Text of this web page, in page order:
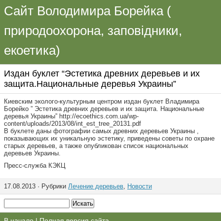
Сайт Володимира Борейка (
природоохорона, заповідники,
екоетика)
Издан буклет “Эстетика древних деревьев и их
защита.Национальные деревья Украины”
Киевским эколого-культурным центром издан буклет Владимира
Борейко ” Эстетика древних деревьев и их защита. Национальные
деревья Украины” http://ecoethics.com.ua/wp-
content/uploads/2013/08/int_est_tree_20131.pdf
В буклете даны фотографии самых древних деревьев Украины ,
показывающих их уникальную эстетику, приведены советы по охране
старых деревьев, а также опубликован список национальных
деревьев Украины.
Пресс-служба КЭКЦ
17.08.2013 · Рубрики Лечение деревьев, Новости